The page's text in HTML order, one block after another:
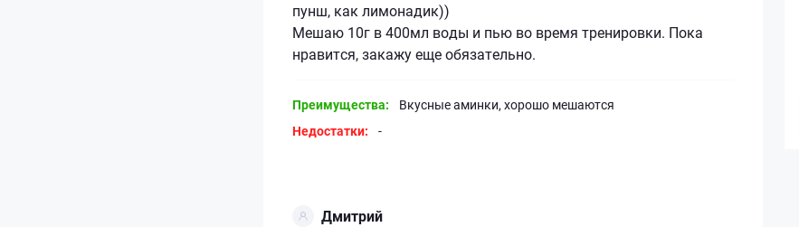
пунш, как лимонадик))
Мешаю 10г в 400мл воды и пью во время тренировки. Пока
нравится, закажу еще обязательно.
Преимущества:
Вкусные аминки, хорошо мешаются
Недостатки:
-
Дмитрий